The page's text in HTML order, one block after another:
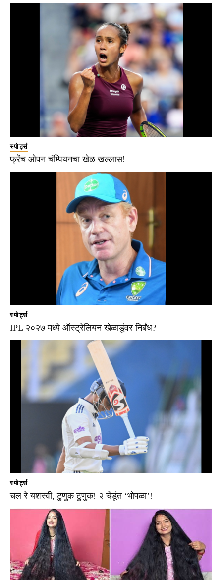
स्पोर्ट्स
फ्रेंच ओपन चॅम्पियनचा खेळ खल्लास!
स्पोर्ट्स
IPL २०२७ मध्ये ऑस्ट्रेलियन खेळाडूंवर निर्बंध?
स्पोर्ट्स
चल रे यशस्वी, टुणुक टुणुक! २ चेंडूंत ‘भोपळा’!